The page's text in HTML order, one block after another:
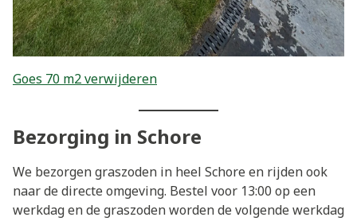
Goes 70 m2 verwijderen
Bezorging in Schore
We bezorgen graszoden in heel Schore en rijden ook
naar de directe omgeving. Bestel voor 13:00 op een
werkdag en de graszoden worden de volgende werkdag